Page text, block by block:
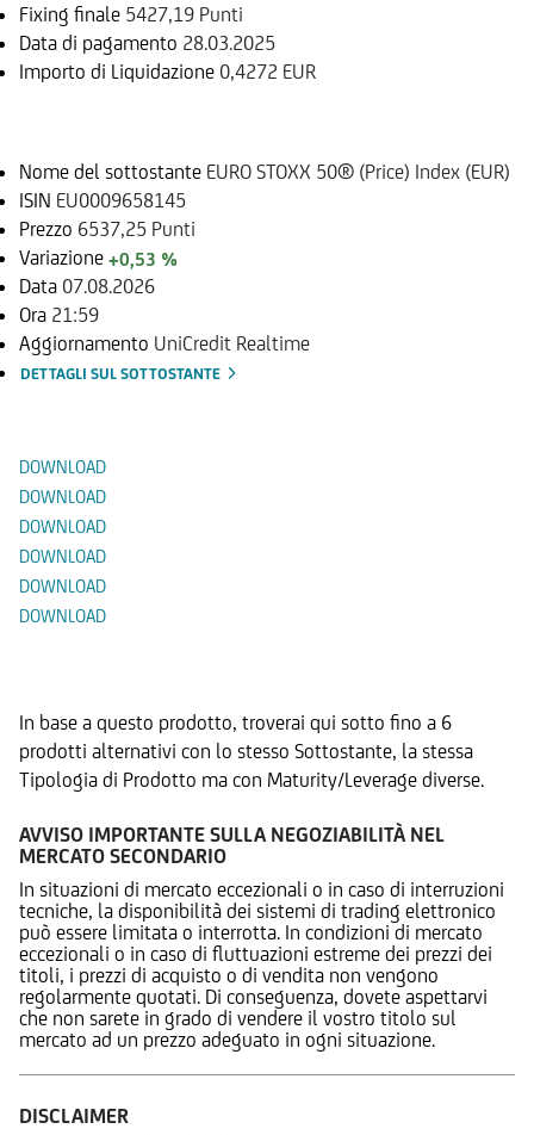
Fixing finale 5427,19 Punti
Data di pagamento 28.03.2025
Importo di Liquidazione 0,4272 EUR
Nome del sottostante EURO STOXX 50® (Price) Index (EUR)
ISIN EU0009658145
Prezzo 6537,25 Punti
Variazione +0,53 %
Data 07.08.2026
Ora 21:59
Aggiornamento UniCredit Realtime
DETTAGLI SUL SOTTOSTANTE
DOWNLOAD
DOWNLOAD
DOWNLOAD
DOWNLOAD
DOWNLOAD
DOWNLOAD
In base a questo prodotto, troverai qui sotto fino a 6
prodotti alternativi con lo stesso Sottostante, la stessa
Tipologia di Prodotto ma con Maturity/Leverage diverse.
AVVISO IMPORTANTE SULLA NEGOZIABILITÀ NEL
MERCATO SECONDARIO
In situazioni di mercato eccezionali o in caso di interruzioni
tecniche, la disponibilità dei sistemi di trading elettronico
può essere limitata o interrotta. In condizioni di mercato
eccezionali o in caso di fluttuazioni estreme dei prezzi dei
titoli, i prezzi di acquisto o di vendita non vengono
regolarmente quotati. Di conseguenza, dovete aspettarvi
che non sarete in grado di vendere il vostro titolo sul
mercato ad un prezzo adeguato in ogni situazione.
DISCLAIMER